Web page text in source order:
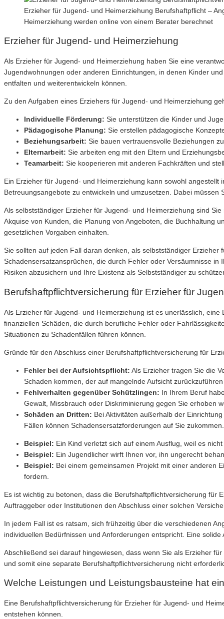
Erzieher für Jugend- und Heimerziehung Berufshaftpflicht –
Heimerziehung werden online von einem Berater berechnet
Erzieher für Jugend- und Heimerziehung
Als Erzieher für Jugend- und Heimerziehung haben Sie eine
Jugendwohnungen oder anderen Einrichtungen, in denen Kinder
entfalten und weiterentwickeln können.
Zu den Aufgaben eines Erziehers für Jugend- und Heimerziehung
Individuelle Förderung: Sie unterstützen die Kinder und
Pädagogische Planung: Sie erstellen pädagogische
Beziehungsarbeit: Sie bauen vertrauensvolle Beziehungen
Elternarbeit: Sie arbeiten eng mit den Eltern und
Teamarbeit: Sie kooperieren mit anderen Fachkräften und
Ein Erzieher für Jugend- und Heimerziehung kann sowohl
Betreuungsangebote zu entwickeln und umzusetzen. Dabei müssen
Als selbstständiger Erzieher für Jugend- und Heimerziehung sind
Akquise von Kunden, die Planung von Angeboten, die Buchhaltung
gesetzlichen Vorgaben einhalten.
Sie sollten auf jeden Fall daran denken, als selbstständiger
Schadensersatzansprüchen, die durch Fehler oder Versäumnisse
Risiken abzusichern und Ihre Existenz als Selbstständiger zu
Berufshaftpflichtversicherung für Erzieher für
Als Erzieher für Jugend- und Heimerziehung ist es unerlässlich,
finanziellen Schäden, die durch berufliche Fehler oder
Situationen zu Schadenfällen führen können.
Gründe für den Abschluss einer Berufshaftpflichtversicherung für
Fehler bei der Aufsichtspflicht: Als Erzieher tragen Sie die
Schaden kommen, der auf mangelnde Aufsicht
Fehlverhalten gegenüber Schützlingen: In Ihrem Beruf
Gewalt, Missbrauch oder Diskriminierung gegen Sie erhoben
Schäden an Dritten: Bei Aktivitäten außerhalb der
Fällen können Schadensersatzforderungen auf Sie zukommen.
Beispiel: Ein Kind verletzt sich auf einem Ausflug, weil es
Beispiel: Ein Jugendlicher wirft Ihnen vor, ihn ungerecht
Beispiel: Bei einem gemeinsamen Projekt mit einer anderen
fordern.
Es ist wichtig zu betonen, dass die Berufshaftpflichtversicherung für
Auftraggeber oder Institutionen den Abschluss einer solchen
In jedem Fall ist es ratsam, sich frühzeitig über die verschiedenen
individuellen Bedürfnissen und Anforderungen entspricht. Eine
Abschließend sei darauf hingewiesen, dass wenn Sie als Erzieher
und somit eine separate Berufshaftpflichtversicherung nicht
Welche Leistungen und Leistungsbausteine hat
Eine Berufshaftpflichtversicherung für Erzieher für Jugend- und
entstehen können.